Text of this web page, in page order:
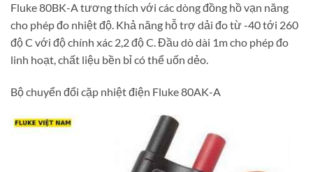
Fluke 80BK-A tương thích với các dòng đồng hồ vạn năng
cho phép đo nhiệt độ. Khả năng hỗ trợ dải đo từ -40 tới 260
độ C với độ chính xác 2,2 độ C. Đầu dò dài 1m cho phép đo
linh hoạt, chất liệu bền bỉ có thể uốn dẻo.
Bộ chuyển đổi cặp nhiệt điện Fluke 80AK-A